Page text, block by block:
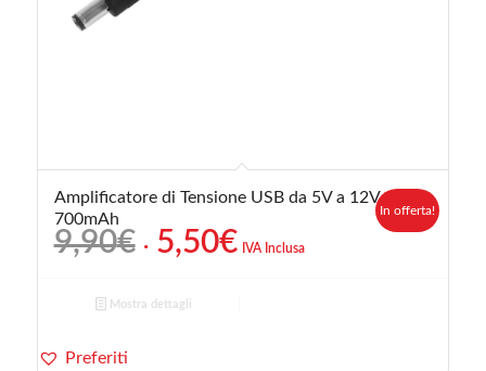
Amplificatore di Tensione USB da 5V a 12V
700mAh
9,90€ Il
prezzo
originale
era:
5,50€IlIVA Inclusa
In offerta!
Mostra dettagli
Preferiti